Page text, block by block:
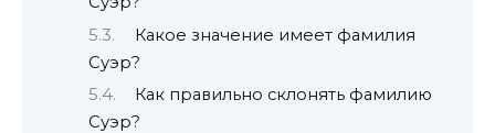
Какое значение имеет фамилия
Суэр?
Как правильно склонять фамилию
Суэр?